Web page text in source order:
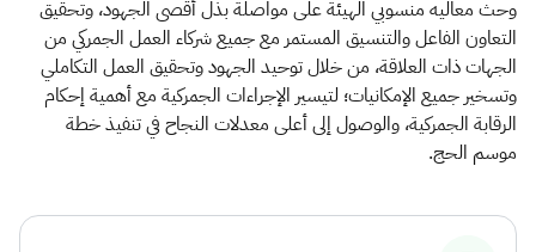
وحث معاليه منسوبي الهيئة على مواصلة بذل أقصى الجهود، وتحقيق
التعاون الفاعل والتنسيق المستمر مع جميع شركاء العمل الجمركي من
الجهات ذات العلاقة، من خلال توحيد الجهود وتحقيق العمل التكاملي
وتسخير جميع الإمكانيات؛ لتيسير الإجراءات الجمركية مع أهمية إحكام
الرقابة الجمركية، والوصول إلى أعلى معدلات النجاح في تنفيذ خطة
موسم الحج. ​